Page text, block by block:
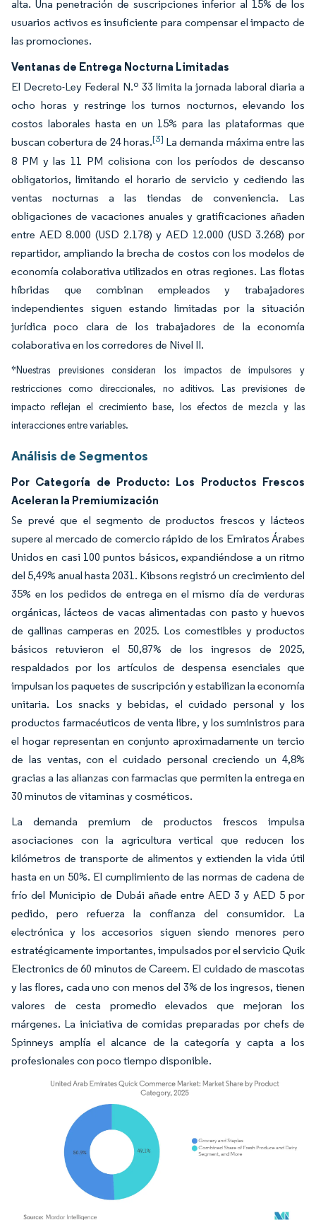
alta. Una penetración de suscripciones inferior al 15% de los
usuarios activos es insuficiente para compensar el impacto de
las promociones.
Ventanas de Entrega Nocturna Limitadas
El Decreto-Ley Federal N.º 33 limita la jornada laboral diaria a
ocho horas y restringe los turnos nocturnos, elevando los
costos laborales hasta en un 15% para las plataformas que
buscan cobertura de 24 horas.[3] La demanda máxima entre las
8 PM y las 11 PM colisiona con los períodos de descanso
obligatorios, limitando el horario de servicio y cediendo las
ventas nocturnas a las tiendas de conveniencia. Las
obligaciones de vacaciones anuales y gratificaciones añaden
entre AED 8.000 (USD 2.178) y AED 12.000 (USD 3.268) por
repartidor, ampliando la brecha de costos con los modelos de
economía colaborativa utilizados en otras regiones. Las flotas
híbridas que combinan empleados y trabajadores
independientes siguen estando limitadas por la situación
jurídica poco clara de los trabajadores de la economía
colaborativa en los corredores de Nivel II.
*Nuestras previsiones consideran los impactos de impulsores y
restricciones como direccionales, no aditivos. Las previsiones de
impacto reflejan el crecimiento base, los efectos de mezcla y las
interacciones entre variables.
Análisis de Segmentos
Por Categoría de Producto: Los Productos Frescos
Aceleran la Premiumización
Se prevé que el segmento de productos frescos y lácteos
supere al mercado de comercio rápido de los Emiratos Árabes
Unidos en casi 100 puntos básicos, expandiéndose a un ritmo
del 5,49% anual hasta 2031. Kibsons registró un crecimiento del
35% en los pedidos de entrega en el mismo día de verduras
orgánicas, lácteos de vacas alimentadas con pasto y huevos
de gallinas camperas en 2025. Los comestibles y productos
básicos retuvieron el 50,87% de los ingresos de 2025,
respaldados por los artículos de despensa esenciales que
impulsan los paquetes de suscripción y estabilizan la economía
unitaria. Los snacks y bebidas, el cuidado personal y los
productos farmacéuticos de venta libre, y los suministros para
el hogar representan en conjunto aproximadamente un tercio
de las ventas, con el cuidado personal creciendo un 4,8%
gracias a las alianzas con farmacias que permiten la entrega en
30 minutos de vitaminas y cosméticos.
La demanda premium de productos frescos impulsa
asociaciones con la agricultura vertical que reducen los
kilómetros de transporte de alimentos y extienden la vida útil
hasta en un 50%. El cumplimiento de las normas de cadena de
frío del Municipio de Dubái añade entre AED 3 y AED 5 por
pedido, pero refuerza la confianza del consumidor. La
electrónica y los accesorios siguen siendo menores pero
estratégicamente importantes, impulsados por el servicio Quik
Electronics de 60 minutos de Careem. El cuidado de mascotas
y las flores, cada uno con menos del 3% de los ingresos, tienen
valores de cesta promedio elevados que mejoran los
márgenes. La iniciativa de comidas preparadas por chefs de
Spinneys amplía el alcance de la categoría y capta a los
profesionales con poco tiempo disponible.